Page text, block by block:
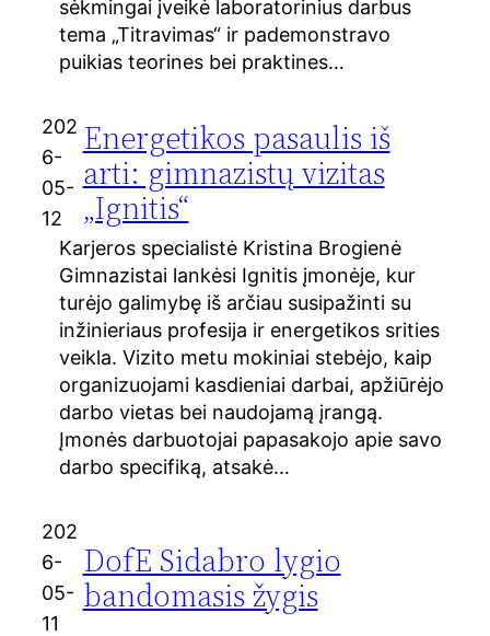
sėkmingai įveikė laboratorinius darbus
tema „Titravimas“ ir pademonstravo
puikias teorines bei praktines…
202
6-
05-
12
Energetikos pasaulis iš
arti: gimnazistų vizitas
„Ignitis“
Karjeros specialistė Kristina Brogienė
Gimnazistai lankėsi Ignitis įmonėje, kur
turėjo galimybę iš arčiau susipažinti su
inžinieriaus profesija ir energetikos srities
veikla. Vizito metu mokiniai stebėjo, kaip
organizuojami kasdieniai darbai, apžiūrėjo
darbo vietas bei naudojamą įrangą.
Įmonės darbuotojai papasakojo apie savo
darbo specifiką, atsakė…
202
6-
05-
11
DofE Sidabro lygio
bandomasis žygis